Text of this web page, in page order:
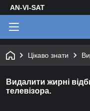
AN-VI-SAT
Цікаво знати
Видалити жирні
телевізора.